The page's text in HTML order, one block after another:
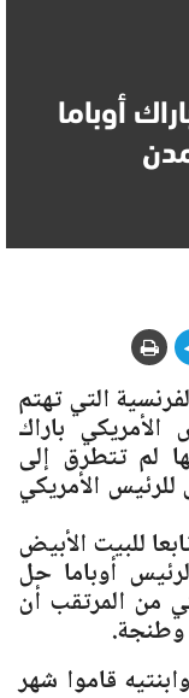
أوباما
التي تهتم
الأمريكي باراك
لم تتطرق إلى
للرئيس الأمريكي
للبيت الأبيض
أوباما حل
من المرتقب أن
وطنجة.
قاموا شهر